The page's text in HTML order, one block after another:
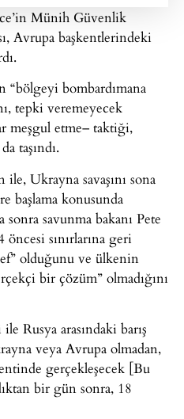
Münih Güvenlik
Avrupa başkentlerindeki
bombardımana
tepki veremeyecek
meşgul etme– taktiği,
taşındı.
Ukrayna savaşını sona
başlama konusunda
sonra savunma bakanı Pete
sınırlarına geri
olduğunu ve ülkenin
bir çözüm” olmadığını
Rusya arasındaki barış
veya Avrupa olmadan,
gerçekleşecek [Bu
bir gün sonra, 18